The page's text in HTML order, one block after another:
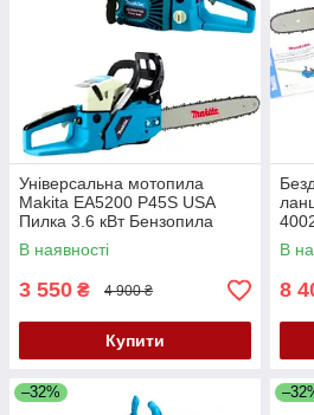
Універсальна мотопила
Makita EA5200 P45S USA
Пилка 3.6 кВт Бензопила
шина 45 см Ланцюгова пила
Макіта
В наявності
3 550 ₴ 4 900 ₴
Купити
В
8
–32%